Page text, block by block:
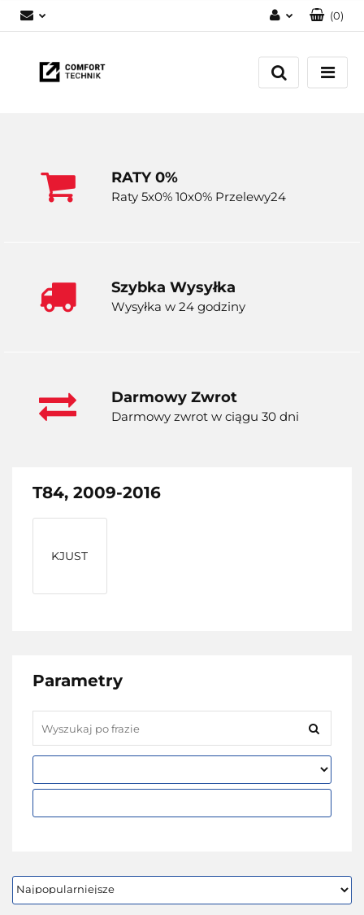
Zaloguj się
Zarejestruj się
(0)
RATY 0%
Raty 5x0% 10x0% Przelewy24
Szybka Wysyłka
Wysyłka w 24 godziny
Darmowy Zwrot
Darmowy zwrot w ciągu 30 dni
T84, 2009-2016
KJUST
Parametry